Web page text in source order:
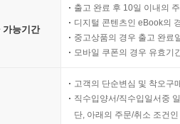
가능기간
출고 완료 후 10일 이내의
디지털 콘텐츠인 eBook의
중고상품의 경우 출고 완료
모바일 쿠폰의 경우 유효기
고객의 단순변심 및 착오구
직수입양서/직수입일서중
단, 아래의 주문/취소 조건